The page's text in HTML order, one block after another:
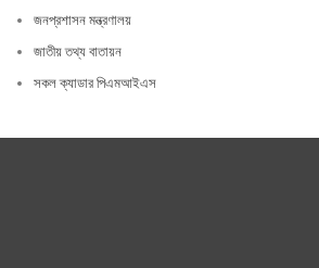
জনপ্রশাসন মন্ত্রণালয়
জাতীয় তথ্য বাতায়ন
সকল ক্যাডার পিএমআইএস